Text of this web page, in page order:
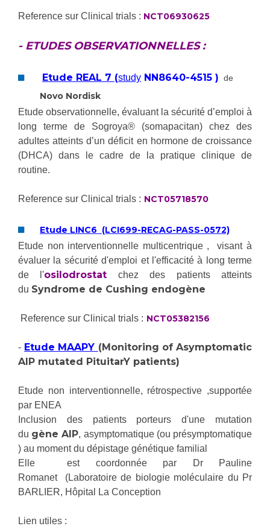
Maladies rares
Maternité Hôpital Nord
Les Comités Locaux des Usagers
Le projet des usagers
Qualité
Nos indicateurs qualité et de sécurité des soins
Protection des données
Sécurité
Les recherches en santé à l’AP-HM
Adresser un examen au Laboratoire d'Infectiologie
Plateforme d'Expertise Maladies Rares
Presse / Multimédia
Communiqués de presse
Dossiers de presse
Médiathèque
Fournisseurs
Rôles et missions
Liste des marchés conclus
Documents utiles
Reference sur Clinical trials : NCT06930625
- ETUDES OBSERVATIONNELLES :
Etude REAL 7 (study NN8640-4515 ) de
Novo Nordisk
Etude observationnelle, évaluant la sécurité d’emploi à
long terme de Sogroya® (somapacitan) chez des
adultes atteints d’un déficit en hormone de croissance
(DHCA) dans le cadre de la pratique clinique de
routine.
Reference sur Clinical trials : NCT05718570
Etude LINC6 (LCI699-RECAG-PASS-0572)
Etude non interventionnelle multicentrique , visant à
évaluer la sécurité d'emploi et l'efficacité à long terme
de l'osilodrostat
chez des patients atteints
du Syndrome de Cushing endogène
Reference sur Clinical trials : NCT05382156
- Etude MAAPY (Monitoring of Asymptomatic
AIP mutated PituitarY patients)
Etude non interventionnelle, rétrospective ,supportée
par ENEA
Inclusion des patients porteurs d'une mutation
du gène AIP, asymptomatique (ou présymptomatique
) au moment du dépistage génétique familial
Elle est coordonnée par Dr Pauline
Romanet (Laboratoire de biologie moléculaire du Pr
BARLIER, Hôpital La Conception
Lien utiles :